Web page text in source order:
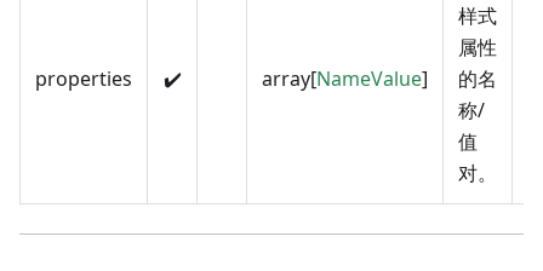
properties ✔️ array[NameValue]
样式
属性
的名
称/
值
对。